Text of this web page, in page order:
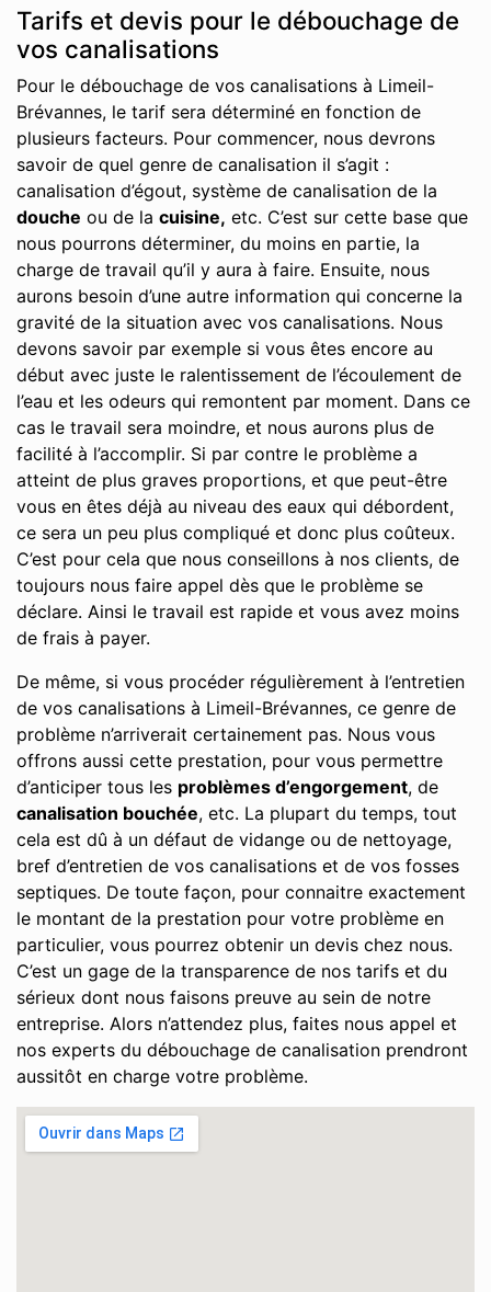
Tarifs et devis pour le débouchage de
vos canalisations
Pour le débouchage de vos canalisations à Limeil-
Brévannes, le tarif sera déterminé en fonction de
plusieurs facteurs. Pour commencer, nous devrons
savoir de quel genre de canalisation il s’agit :
canalisation d’égout, système de canalisation de la
douche ou de la cuisine, etc. C’est sur cette base que
nous pourrons déterminer, du moins en partie, la
charge de travail qu’il y aura à faire. Ensuite, nous
aurons besoin d’une autre information qui concerne la
gravité de la situation avec vos canalisations. Nous
devons savoir par exemple si vous êtes encore au
début avec juste le ralentissement de l’écoulement de
l’eau et les odeurs qui remontent par moment. Dans ce
cas le travail sera moindre, et nous aurons plus de
facilité à l’accomplir. Si par contre le problème a
atteint de plus graves proportions, et que peut-être
vous en êtes déjà au niveau des eaux qui débordent,
ce sera un peu plus compliqué et donc plus coûteux.
C’est pour cela que nous conseillons à nos clients, de
toujours nous faire appel dès que le problème se
déclare. Ainsi le travail est rapide et vous avez moins
de frais à payer.
De même, si vous procéder régulièrement à l’entretien
de vos canalisations à Limeil-Brévannes, ce genre de
problème n’arriverait certainement pas. Nous vous
offrons aussi cette prestation, pour vous permettre
d’anticiper tous les problèmes d’engorgement, de
canalisation bouchée, etc. La plupart du temps, tout
cela est dû à un défaut de vidange ou de nettoyage,
bref d’entretien de vos canalisations et de vos fosses
septiques. De toute façon, pour connaitre exactement
le montant de la prestation pour votre problème en
particulier, vous pourrez obtenir un devis chez nous.
C’est un gage de la transparence de nos tarifs et du
sérieux dont nous faisons preuve au sein de notre
entreprise. Alors n’attendez plus, faites nous appel et
nos experts du débouchage de canalisation prendront
aussitôt en charge votre problème.